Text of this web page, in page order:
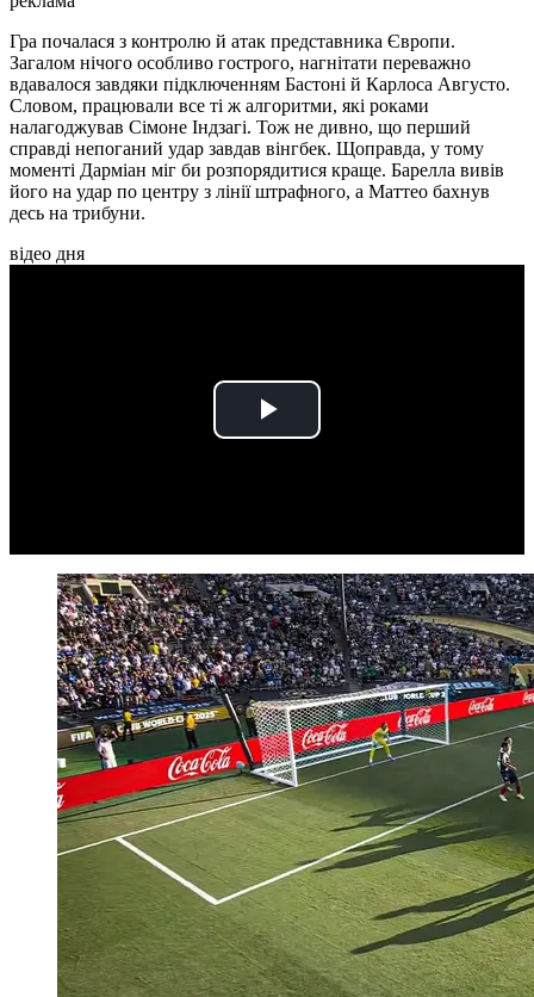
Гра почалася з контролю й атак представника Європи.
Загалом нічого особливо гострого, нагнітати переважно
вдавалося завдяки підключенням Бастоні й Карлоса Августо.
Словом, працювали все ті ж алгоритми, які роками
налагоджував Сімоне Індзагі. Тож не дивно, що перший
справді непоганий удар завдав вінгбек. Щоправда, у тому
моменті Дарміан міг би розпорядитися краще. Барелла вивів
його на удар по центру з лінії штрафного, а Маттео бахнув
десь на трибуни.
відео дня
Play